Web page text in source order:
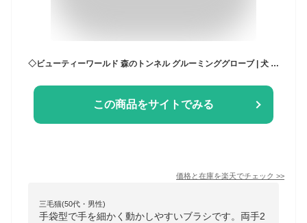
◇ビューティーワールド 森のトンネル グルーミンググローブ | 犬 グルーミンググローブ ブラシ ペット 猫 ブラッシング お手入れ 毛取り ドッグブラシ マッサージブラシ 短毛 長毛 水洗い シャンプーグローブ ラバー素材 掃除 効率的 簡単 おすすめ デリケート
この商品をサイトでみる
価格と在庫を楽天でチェック >>
三毛猫(50代・男性)
手袋型で手を細かく動かしやすいブラシです。両手2